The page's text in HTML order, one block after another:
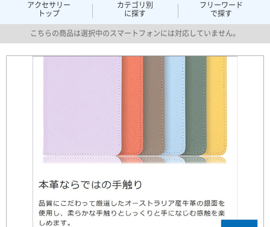
アクセサリー
トップ
カテゴリ別
に探す
フリーワード
で探す
こちらの商品は選択中のスマートフォンには対応していません。